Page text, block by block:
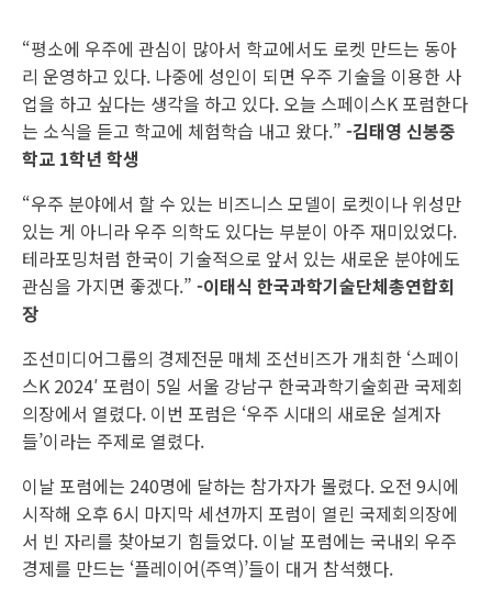
“평소에 우주에 관심이 많아서 학교에서도 로켓 만드는 동아
리 운영하고 있다. 나중에 성인이 되면 우주 기술을 이용한 사
업을 하고 싶다는 생각을 하고 있다. 오늘 스페이스K 포럼한다
는 소식을 듣고 학교에 체험학습 내고 왔다.” -김태영 신봉중
학교 1학년 학생
“우주 분야에서 할 수 있는 비즈니스 모델이 로켓이나 위성만
있는 게 아니라 우주 의학도 있다는 부분이 아주 재미있었다.
테라포밍처럼 한국이 기술적으로 앞서 있는 새로운 분야에도
관심을 가지면 좋겠다.” -이태식 한국과학기술단체총연합회
장
조선미디어그룹의 경제전문 매체 조선비즈가 개최한 ‘스페이
스K 2024′ 포럼이 5일 서울 강남구 한국과학기술회관 국제회
의장에서 열렸다. 이번 포럼은 ‘우주 시대의 새로운 설계자
들’이라는 주제로 열렸다.
이날 포럼에는 240명에 달하는 참가자가 몰렸다. 오전 9시에
시작해 오후 6시 마지막 세션까지 포럼이 열린 국제회의장에
서 빈 자리를 찾아보기 힘들었다. 이날 포럼에는 국내외 우주
경제를 만드는 ‘플레이어(주역)’들이 대거 참석했다.